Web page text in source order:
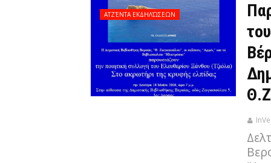
ΑΤΖΈΝΤΑ ΕΚΔΗΛΏΣΕΩΝ